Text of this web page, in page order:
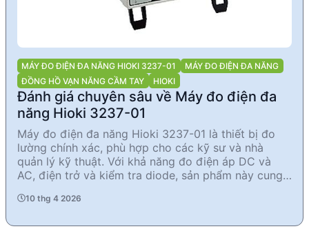
MÁY ĐO ĐIỆN ĐA NĂNG HIOKI 3237-01
MÁY ĐO ĐIỆN ĐA NĂNG
ĐỒNG HỒ VẠN NĂNG CẦM TAY
HIOKI
Đánh giá chuyên sâu về Máy đo điện đa
năng Hioki 3237-01
Máy đo điện đa năng Hioki 3237-01 là thiết bị đo
lường chính xác, phù hợp cho các kỹ sư và nhà
quản lý kỹ thuật. Với khả năng đo điện áp DC và
AC, điện trở và kiểm tra diode, sản phẩm này cung
cầm tay tiện lợi, màn hình LCD rõ nét và khả năng
trong nhiều ứng dụng công nghiệp.
10 thg 4 2026